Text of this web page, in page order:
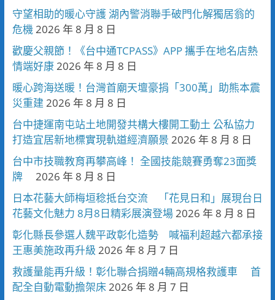
守望相助的暖心守護 湖內警消聯手破門化解獨居翁的
危機 2026 年 8 月 8 日
歡慶父親節！《台中通TCPASS》APP 攜手在地名店熱
情端好康 2026 年 8 月 8 日
暖心跨海送暖！台灣首廟天壇豪捐「300萬」助熊本震
災重建 2026 年 8 月 8 日
台中捷運南屯站土地開發共構大樓開工動土 公私協力
打造宜居新地標實現軌道經濟願景 2026 年 8 月 8 日
台中市技職教育再攀高峰！ 全國技能競賽勇奪23面獎
牌
2026 年 8 月 8 日
日本花藝大師梅垣稔抵台交流 「花見日和」展現台日
花藝文化魅力 8月8日精彩展演登場 2026 年 8 月 8 日
彰化縣長參選人魏平政彰化造勢 喊福利超越六都承接
王惠美施政再升級 2026 年 8 月 7 日
救護量能再升級！彰化聯合捐贈4輛高規格救護車 首
配全自動電動擔架床 2026 年 8 月 7 日